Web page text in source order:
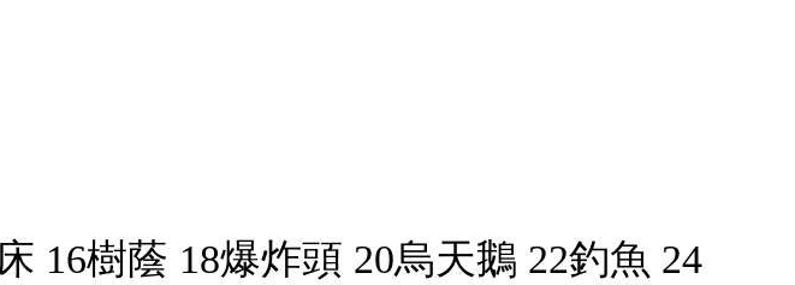
16樹蔭 18爆炸頭 20烏天鵝 22釣魚 24